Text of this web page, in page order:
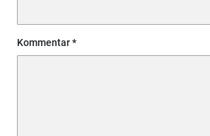
Kommentar